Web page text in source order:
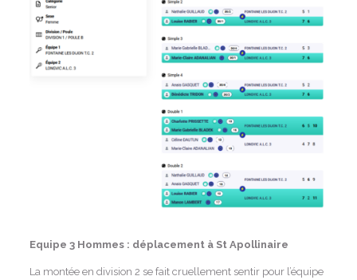
Equipe 3 Hommes : déplacement à St Apollinaire
La montée en division 2 se fait cruellement sentir pour l’équipe